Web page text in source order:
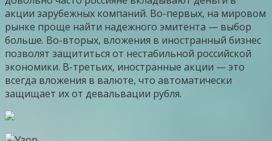
акции зарубежных компаний. Во-первых, на мировом
рынке проще найти надежного эмитента — выбор
больше. Во-вторых, вложения в иностранный бизнес
позволят защититься от нестабильной российской
экономики. В-третьих, иностранные акции — это
всегда вложения в валюте, что автоматически
защищает их от девальвации рубля.